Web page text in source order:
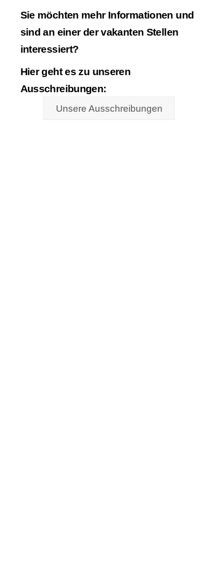
Sie möchten mehr Informationen und
sind an einer der vakanten Stellen
interessiert?
Hier geht es zu unseren
Ausschreibungen:
Unsere Ausschreibungen